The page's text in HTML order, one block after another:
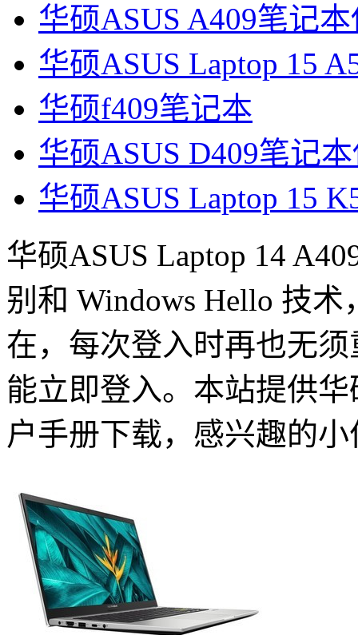
华硕ASUS A409笔记
华硕ASUS Laptop 15
华硕f409笔记本
华硕ASUS D409笔记
华硕ASUS Laptop 15
华硕ASUS Laptop 14
别和 Windows Hello 技
在，每次登入时再也无
能立即登入。本站提供华
户手册下载，感兴趣的